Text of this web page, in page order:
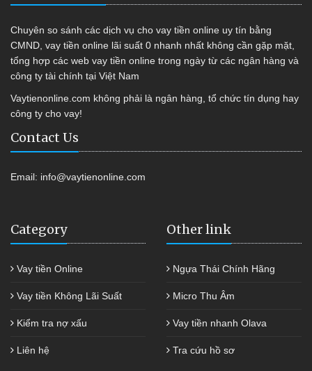
Chuyên so sánh các dịch vụ cho vay tiền online uy tín bằng
CMND, vay tiền online lãi suất 0 nhanh nhất không cần gặp mặt,
tổng hợp các web vay tiền online trong ngày từ các ngân hàng và
công ty tài chính tại Việt Nam
Vaytienonline.com không phải là ngân hàng, tổ chức tín dụng hay
công ty cho vay!
Contact Us
Email: info@vaytienonline.com
Category
Vay tiền Online
Vay tiền Không Lãi Suất
Kiểm tra nợ xấu
Liên hệ
Other link
Ngựa Thái Chính Hãng
Micro Thu Âm
Vay tiền nhanh Olava
Tra cứu hồ sơ